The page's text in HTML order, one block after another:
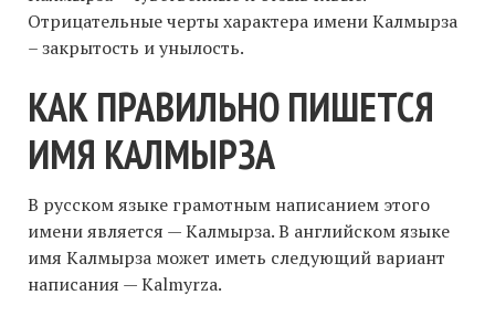
Отрицательные черты характера имени Калмырза
– закрытость и унылость.
КАК ПРАВИЛЬНО ПИШЕТСЯ
ИМЯ КАЛМЫРЗА
В русском языке грамотным написанием этого
имени является — Калмырза. В английском языке
имя Калмырза может иметь следующий вариант
написания — Kalmyrza.